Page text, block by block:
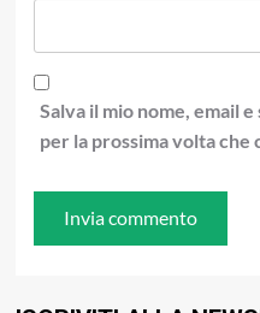
Salva il mio nome, email
per la prossima volta che